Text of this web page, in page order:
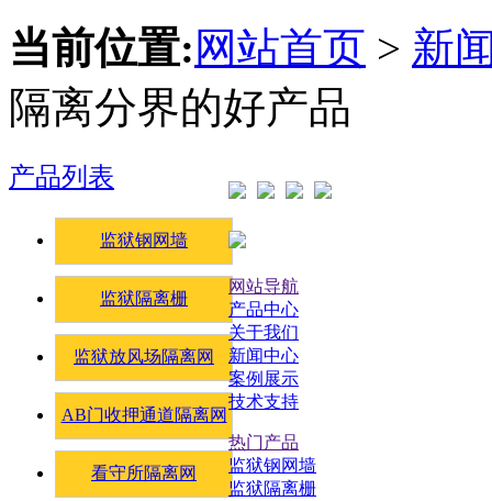
当前位置: 网站首页 > 新
隔离分界的好产品
产品列表
监狱钢网墙
监狱隔离栅
监狱放风场隔离网
AB门收押通道隔离网
看守所隔离网
网站导航
产品中心
关于我们
新闻中心
案例展示
技术支持
热门产品
监狱钢网墙
监狱隔离栅